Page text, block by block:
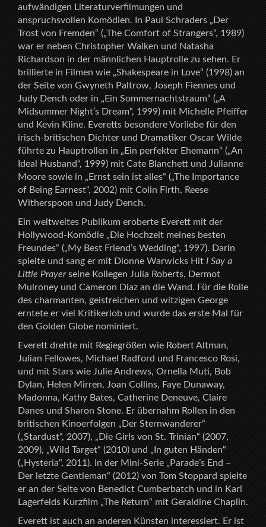
aufwändigen Literaturverfilmungen und
anspruchsvollen Komödien. In Paul Schraders „Der
Trost von Fremden“ („The Comfort of Strangers“, 1989)
war er neben Christopher Walken und Natasha
Richardson in der männlichen Hauptrolle zu sehen. Er
brillierte in Filmen wie „Shakespeare in Love“ (1998) an
der Seite von Gwyneth Paltrow, Joseph Fiennes und
Judy Dench oder in „Ein Sommernachtstraum“ („A
Midsummer Night’s Dream“, 1999) mit Michelle Pfeiffer
und Kevin Kline. Everetts besondere Vorliebe für den
irisch-britischen Dichter und Dramatiker Oscar Wilde
führte zu Hauptrollen in „Ein perfekter Ehemann“ („An
Ideal Husband“, 1999) mit Cate Blanchett und Julianne
Moore sowie in „Ernst sein ist alles“ („The Importance
of Being Earnest“, 2002) mit Colin Firth, Reese
Witherspoon und Judy Dench.
Ein weltweites Publikum eroberte Everett mit der
Hollywood-Komödie „Die Hochzeit meines besten
Freundes“ („My Best Friend’s Wedding“, 1997). Darin
spielte und sang er mit Dionne Warwicks HitI Say a
Little Prayerseine Kollegen Julia Roberts, Dermot
Mulroney und Cameron Diaz an die Wand. Für die Rolle
des charmanten, geistreichen und witzigen George
erntete er viel Kritikerlob und wurde das erste Mal für
den Golden Globe nominiert.
Everett drehte mit Regiegrößen wie Robert Altman,
Julian Fellowes, Michael Radford und Francesco Rosi,
und mit Stars wie Julie Andrews, Ornella Muti, Bob
Dylan, Helen Mirren, Joan Collins, Faye Dunaway,
Madonna, Kathy Bates, Catherine Deneuve, Claire
Danes und Sharon Stone. Er übernahm Rollen in den
britischen Kinoerfolgen „Der Sternwanderer“
(„Stardust“, 2007), „Die Girls von St. Trinian“ (2007,
2009), „Wild Target“ (2010) und „In guten Händen“
(„Hysteria“, 2011). In der Mini-Serie „Parade’s End –
Der letzte Gentleman“ (2012) von Tom Stoppard spielte
er an der Seite von Benedict Cumberbatch und in Karl
Lagerfelds Kurzfilm „The Return“ mit Geraldine Chaplin.
Everett ist auch an anderen Künsten interessiert. Er ist